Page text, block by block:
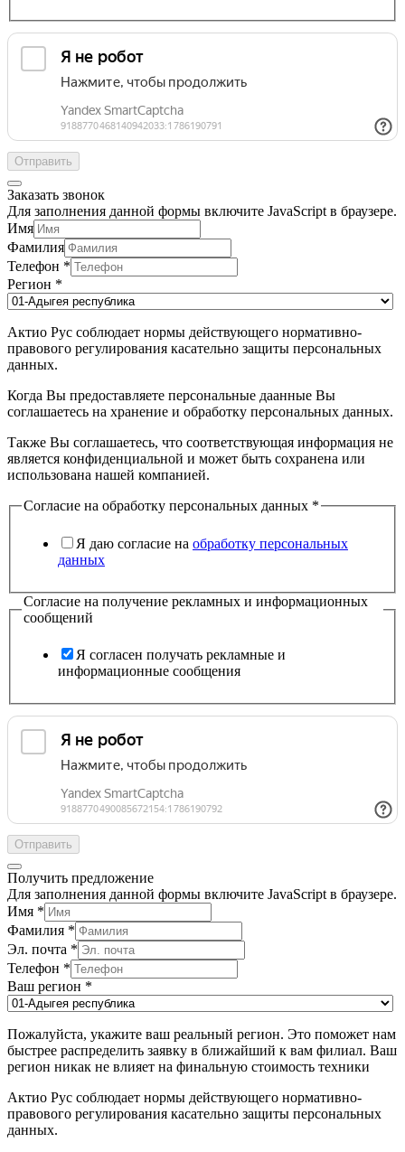
Отправить
Заказать звонок
Для заполнения данной формы включите JavaScript в браузере.
Имя
Фамилия
Телефон *
Регион *
Актио Рус соблюдает нормы действующего нормативно-
правового регулирования касательно защиты персональных
данных.
Когда Вы предоставляете персональные даанные Вы
соглашаетесь на хранение и обработку персональных данных.
Также Вы соглашаетесь, что соответствующая информация не
является конфиденциальной и может быть сохранена или
использована нашей компанией.
Согласие на обработку персональных данных *
Я даю согласие на обработку персональных
данных
Согласие на получение рекламных и информационных
сообщений
Я согласен получать рекламные и
информационные сообщения
Отправить
Получить предложение
Для заполнения данной формы включите JavaScript в браузере.
Имя *
Фамилия *
Эл. почта *
Телефон *
Ваш регион *
Пожалуйста, укажите ваш реальный регион. Это поможет нам
быстрее распределить заявку в ближайший к вам филиал. Ваш
регион никак не влияет на финальную стоимость техники
Актио Рус соблюдает нормы действующего нормативно-
правового регулирования касательно защиты персональных
данных.